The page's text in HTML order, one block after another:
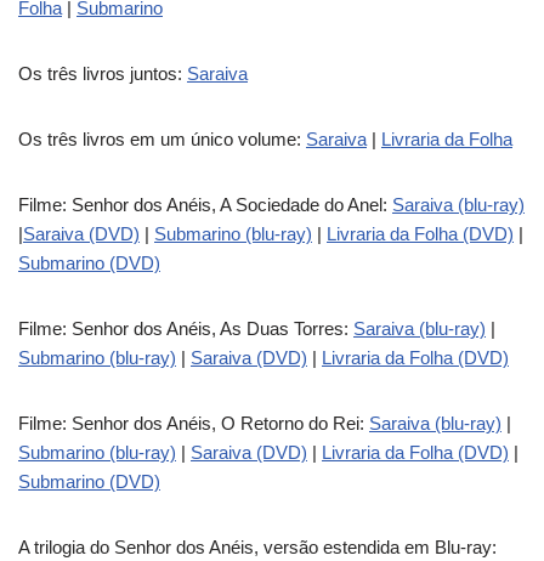
Folha | Submarino
Os três livros juntos: Saraiva
Os três livros em um único volume: Saraiva | Livraria da Folha
Filme: Senhor dos Anéis, A Sociedade do Anel: Saraiva (blu-ray)
|Saraiva (DVD) | Submarino (blu-ray) | Livraria da Folha (DVD) |
Submarino (DVD)
Filme: Senhor dos Anéis, As Duas Torres: Saraiva (blu-ray) |
Submarino (blu-ray) | Saraiva (DVD) | Livraria da Folha (DVD)
Filme: Senhor dos Anéis, O Retorno do Rei: Saraiva (blu-ray) |
Submarino (blu-ray) | Saraiva (DVD) | Livraria da Folha (DVD) |
Submarino (DVD)
A trilogia do Senhor dos Anéis, versão estendida em Blu-ray: